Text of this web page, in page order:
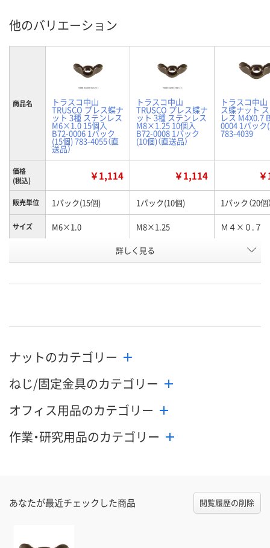
他のバリエーション
商品名 トラスコ中山
TRUSCO プレス蝶ナ
ット 3種 ステンレス
M6×1.0 15個入
B72-0006 1パック
(15個) 783-4055（直
送品）
トラスコ中山
TRUSCO プレス蝶ナ
ット 3種 ステンレス
M8×1.25 10個入
B72-0008 1パック
(10個)（直送品）
トラスコ中
ス蝶ナット
レス M4X0.7
0004 1パック
783-4039
価格
(税込)
￥1,114 ￥1,114
販売単位 1パック(15個) 1パック(10個) 1パック（20個
サイズ M6×1.0 M8×1.25 Ｍ４×０.７
H917203 H917200
カゴへ
詳しく見る
ナットのカテゴリー
ねじ/固定金具のカテゴリー
オフィス用品のカテゴリー
作業・研究用品のカテゴリー
あなたが最近チェックした商品 閲覧履歴の削除